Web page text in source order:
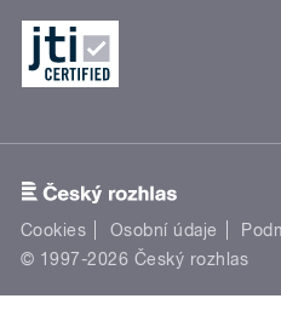
Cookies Osobní údaje
© 1997-2026 Český rozhlas